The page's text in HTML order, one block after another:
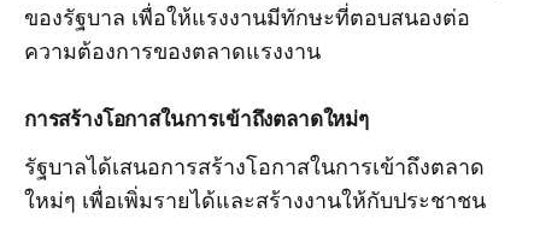
ของรัฐบาล เพื่อให้แรงงานมีทักษะที่ตอบสนองต่อ
ความต้องการของตลาดแรงงาน
การสร้างโอกาสในการเข้าถึงตลาดใหม่ๆ
รัฐบาลได้เสนอการสร้างโอกาสในการเข้าถึงตลาด
ใหม่ๆ เพื่อเพิ่มรายได้และสร้างงานให้กับประชาชน